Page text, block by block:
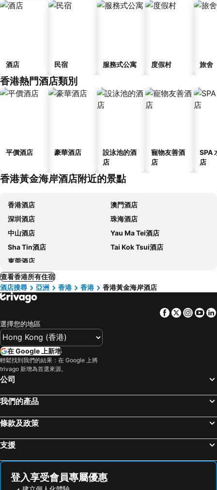
酒店 民宿 服務式公寓 度假村 旅舍
香港熱門酒店類別
平價酒店 豪華酒店
設泳池的酒
店
寵物友善酒
店
SPA
店
香港黃金海岸酒店附近的景點
香港酒店
澳門酒店
深圳酒店
珠海酒店
中山酒店
Yau Ma Tei酒店
Sha Tin酒店
Tai Kok Tsui酒店
東莞酒店
查看香港所有住宿
酒店搜尋
亞洲 香港 香港 香港黃金海岸酒店
Facebook
Twitter
選擇您的地區
在 Google 上新增
輕鬆找到我們的結果：在 Google 上將
trivago 新增為首選來源。
公司
我們的產品
條款及政策
支援
登入享受會員專屬優惠